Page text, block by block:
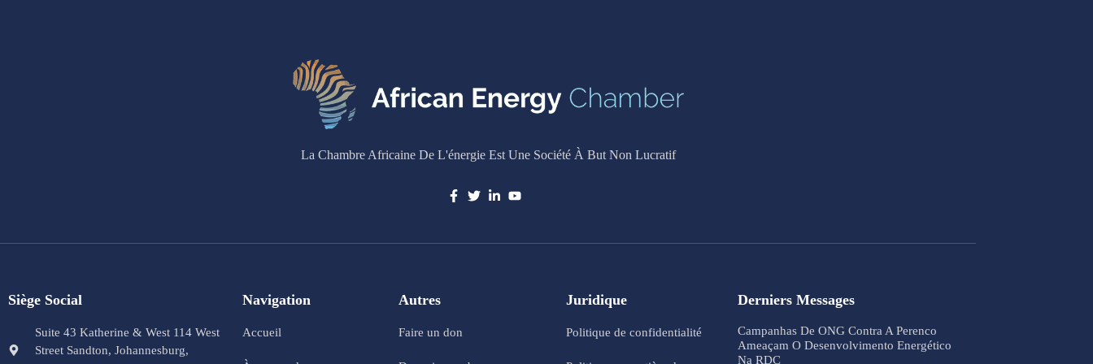
La Chambre Africaine De L'énergie Est Une Société À But Non Lucratif
Siège Social
Suite 43 Katherine & West 114 West
Street Sandton, Johannesburg,
Navigation
Accueil
Autres
Faire un don
Juridique
Politique de confidentialité
Derniers Messages
Campanhas De ONG Contra A Perenco
Ameaçam O Desenvolvimento Energético
Na RDC